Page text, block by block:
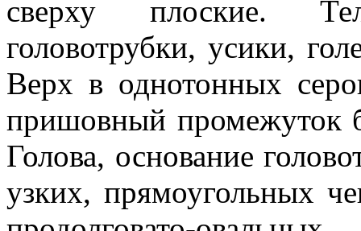
сверху плоские.
головотрубки, усики,
Верх в однотонных
пришовный промежуток
Голова, основание
узких, прямоугольных